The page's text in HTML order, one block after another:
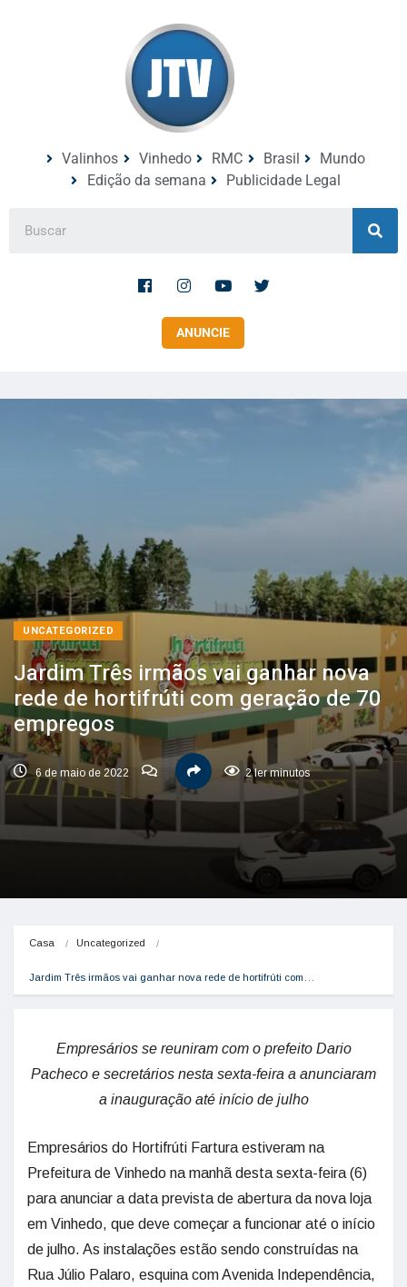
Valinhos Vinhedo RMC Brasil
Mundo
Edição da semana
Publicidade Legal
ANUNCIE
UNCATEGORIZED
Jardim Três irmãos vai ganhar nova
rede de hortifrúti com geração de 70
empregos
6 de maio de 2022 2 ler minutos
Casa Uncategorized
Jardim Três irmãos vai ganhar nova rede de hortifrúti com…
Empresários se reuniram com o prefeito Dario
Pacheco e secretários nesta sexta-feira a anunciaram
a inauguração até início de julho
Empresários do Hortifrúti Fartura estiveram na
Prefeitura de Vinhedo na manhã desta sexta-feira (6)
para anunciar a data prevista de abertura da nova loja
em Vinhedo, que deve começar a funcionar até o início
de julho. As instalações estão sendo construídas na
Rua Júlio Palaro, esquina com Avenida Independência,